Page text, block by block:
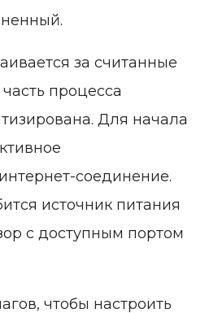
за считанные
процесса
Для начала
соединение.
источник питания
с доступным портом
чтобы настроить